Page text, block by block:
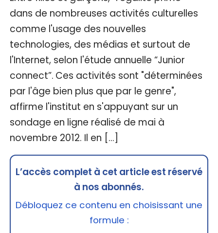
dans de nombreuses activités culturelles
comme l'usage des nouvelles
technologies, des médias et surtout de
l'Internet, selon l'étude annuelle “Junior
connect”. Ces activités sont "déterminées
par l'âge bien plus que par le genre",
affirme l'institut en s'appuyant sur un
sondage en ligne réalisé de mai à
novembre 2012. Il en […]
L’accès complet à cet article est réservé
à nos abonnés.
Débloquez ce contenu en choisissant une
formule :